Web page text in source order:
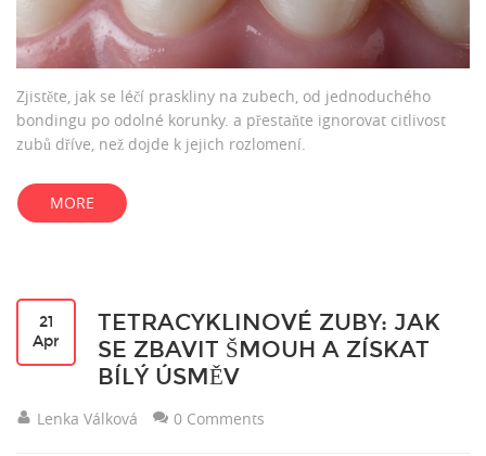
Zjistěte, jak se léčí praskliny na zubech, od jednoduchého
bondingu po odolné korunky. a přestaňte ignorovat citlivost
zubů dříve, než dojde k jejich rozlomení.
MORE
21
Apr
TETRACYKLINOVÉ ZUBY: JAK
SE ZBAVIT ŠMOUH A ZÍSKAT
BÍLÝ ÚSMĚV
Lenka Válková 0 Comments